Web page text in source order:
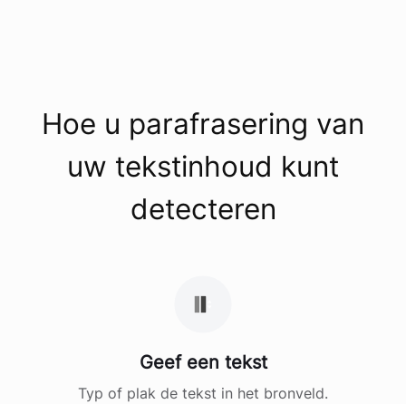
Hoe u parafrasering van
uw tekstinhoud kunt
detecteren
Geef een tekst
Typ of plak de tekst in het bronveld.